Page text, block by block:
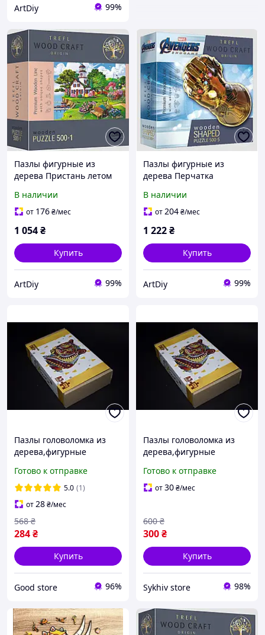
ArtDiy 99%
Пазлы фигурные из
дерева Пристань летом
В наличии
от 176₴/мес
1 054₴
Купить
ArtDiy 99%
Пазлы фигурные из
дерева Перчатка
элементов Trefl
В наличии
от204₴/мес
1 222₴
Купить
ArtDiy 99%
Пазлы головоломка из
дерева,фигурные
цветные в виде
животных тигр для
детей.gs
Готово к отправке
5.0 (1)
от28₴/мес
284₴
568 ₴
Купить
Good store 96%
Пазлы головоломка из
дерева,фигурные
цветные в виде
животных тигр для детей.
Готово к отправке
от30₴/мес
300₴
600 ₴
Купить
Sykhiv store 98%